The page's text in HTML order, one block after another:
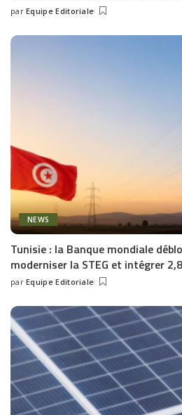
Posted
par Equipe Editoriale
NEWS
Tunisie : la Banque mondiale
moderniser la STEG et intégrer
Posted
par Equipe Editoriale